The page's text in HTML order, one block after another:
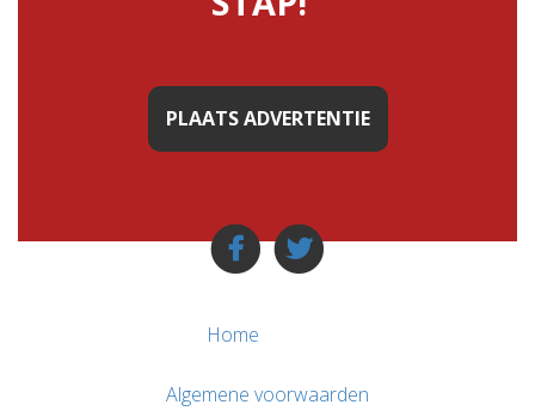
PLAATS ADVERTENTIE
Home
Algemene voorwaarden